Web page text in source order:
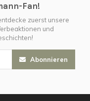
Fan!
zuerst unsere
und
Abonnieren